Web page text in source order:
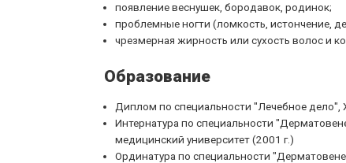
появление веснушек, бородавок, родинок;
проблемные ногти (ломкость, истончение,
чрезмерная жирность или сухость волос и
Образование
Диплом по специальности "Лечебное дело",
Интернатура по специальности
медицинский университет (2001 г.)
Ординатура по специальности